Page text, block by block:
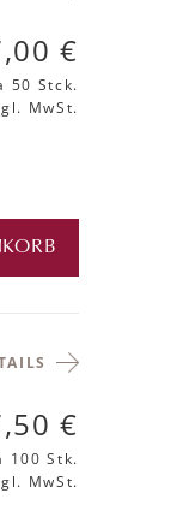
€
50 Stck.
MwSt.
€
100 Stk.
MwSt.